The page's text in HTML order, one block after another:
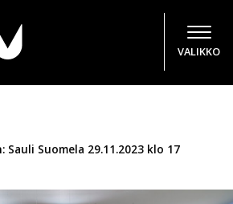
VALIKKO
Suomela 29.11.2023 klo 17